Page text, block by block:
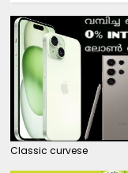
Classic curvese